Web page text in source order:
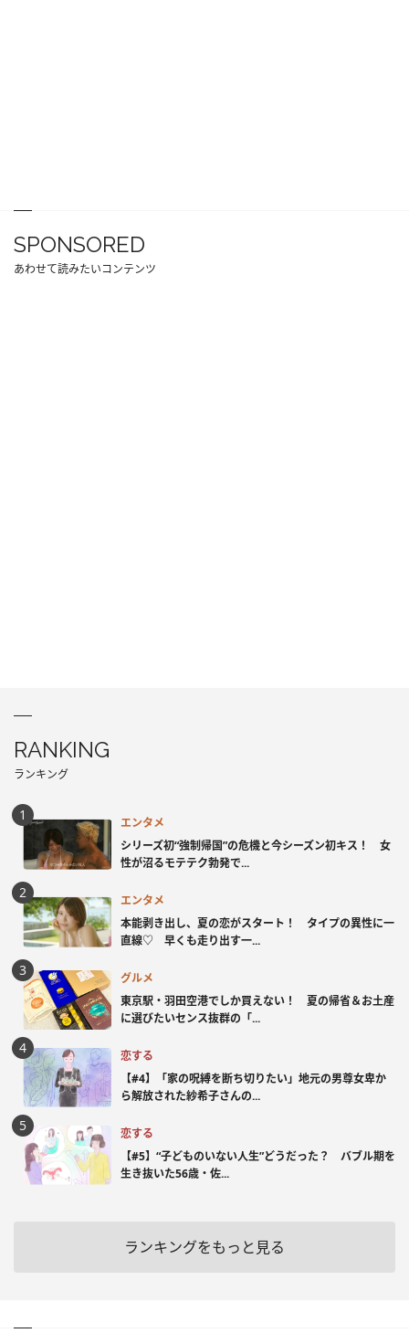
SPONSORED
あわせて読みたいコンテンツ
RANKING
ランキング
エンタメ
シリーズ初“強制帰国”の危機と今シーズン初キス！ 女
性が沼るモテテク勃発で...
エンタメ
本能剥き出し、夏の恋がスタート！ タイプの異性に一
直線♡ 早くも走り出す一...
グルメ
東京駅・羽田空港でしか買えない！ 夏の帰省＆お土産
に選びたいセンス抜群の「...
恋する
【#4】「家の呪縛を断ち切りたい」地元の男尊女卑か
ら解放された紗希子さんの...
恋する
【#5】“子どものいない人生”どうだった？ バブル期を
生き抜いた56歳・佐...
ランキングをもっと見る